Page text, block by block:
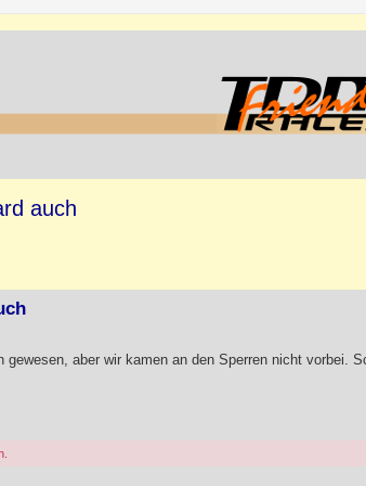
auch
aber wir kamen an den Sperren nicht vorbei.